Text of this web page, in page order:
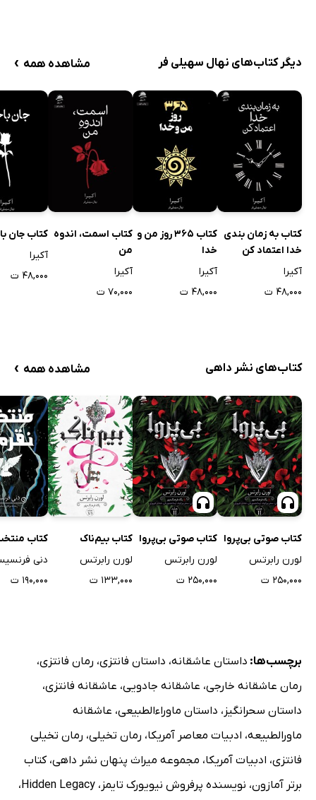
دیگر کتاب‌های نهال سهیلی فر مشاهده همه ›
کتاب به زمان بندی
خدا اعتماد کن
آکیرا
۴۸,۰۰۰ ت
کتاب 365 روز من و
خدا
آکیرا
۴۸,۰۰۰ ت
کتاب اسمت، اندوه
من
آکیرا
۷۰,۰۰۰ ت
کتاب جان
آکیرا
۴۸,۰۰۰ ت
کتاب‌های نشر داهی مشاهده همه ›
کتاب صوتی بی‌پروا
لورن رابرتس
۲۵۰,۰۰۰ ت
کتاب صوتی بی‌پروا
لورن رابرتس
۲۵۰,۰۰۰ ت
کتاب بیم‌ناک
لورن رابرتس
۱۳۳,۰۰۰ ت
کتاب
دنی
۱۹۰,۰۰۰ ت
برچسب‌ها: داستان عاشقانه، داستان فانتزی، رمان فانتزی،
رمان عاشقانه خارجی، عاشقانه جادویی، عاشقانه فانتزی،
داستان سحرانگیز ، داستان ماوراءالطبیعی، عاشقانه
ماورالطبیعه، ادبیات معاصر آمریکا، رمان تخیلی، رمان تخیلی
فانتزی، ادبیات آمریکا، مجموعه میراث پنهان نشر داهی،کتاب
برتر آمازون، نویسنده پرفروش نیویورک تایمز ، Hidden Legacy،